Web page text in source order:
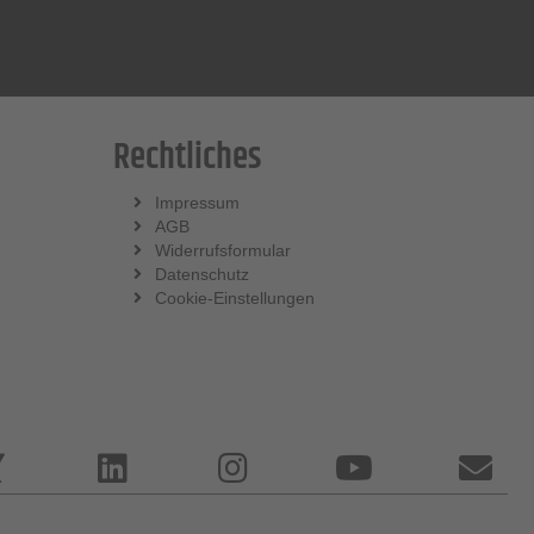
Rechtliches
Impressum
AGB
Widerrufsformular
Datenschutz
Cookie-Einstellungen